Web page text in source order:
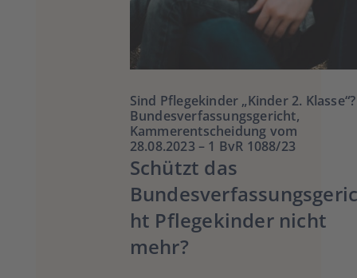
Sind Pflegekinder „Kinder 2. Klasse“?
Bundesverfassungsgericht,
Kammerentscheidung vom
28.08.2023 – 1 BvR 1088/23
Schützt das
ht Pflegekinder nicht
mehr?